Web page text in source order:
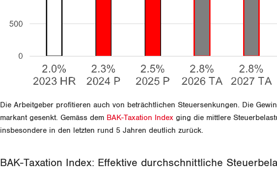
Die Arbeitgeber profitieren auch von beträchtlichen Steuersenkungen. Die
markant gesenkt. Gemäss dem BAK-Taxation Index ging die mittlere
insbesondere in den letzten rund 5 Jahren deutlich zurück.
BAK-Taxation Index: Effektive durchschnittliche